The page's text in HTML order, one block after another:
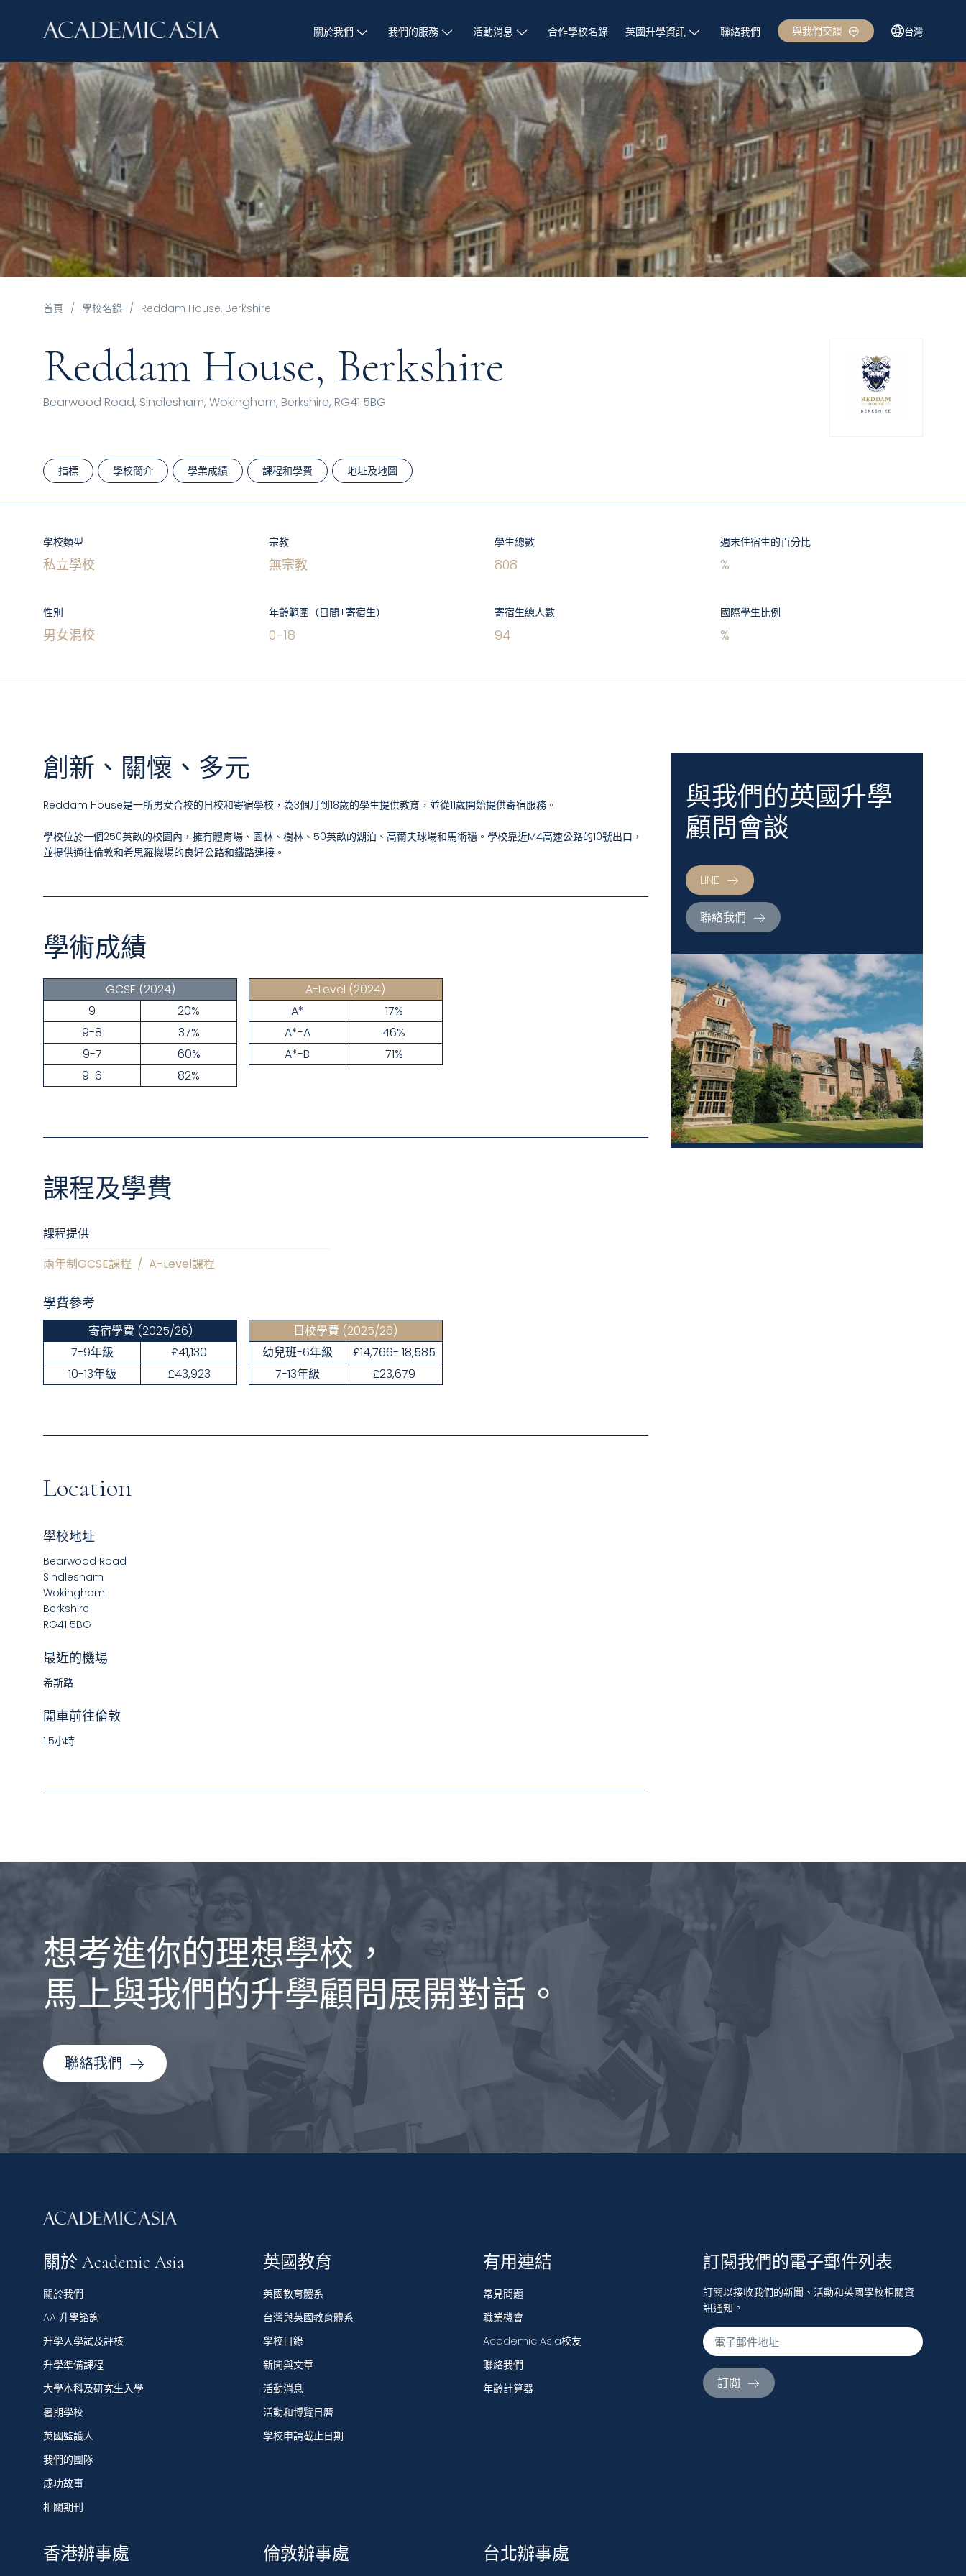
關於我們 我們的服務 活動消息 合作學校名錄 英國升學資訊 聯絡我們 與我們交談 台灣
首頁 / 學校名錄 / Reddam House, Berkshire
Reddam House, Berkshire
Bearwood Road, Sindlesham, Wokingham, Berkshire, RG41 5BG
指標 學校簡介 學業成績 課程和學費 地址及地圖
學校類型
私立學校
宗教
無宗教
學生總數
808
週末住宿生的百分比
%
性別
男女混校
年齡範圍（日間+寄宿生）
0-18
寄宿生總人數
94
國際學生比例
%
創新、關懷、多元
Reddam House是一所男女合校的日校和寄宿學校，為3個月到18歲的學生提供教育，並從11歲開始提供寄宿服務。
學校位於一個250英畝的校園內，擁有體育場、園林、樹林、50英畝的湖泊、高爾夫球場和馬術穩。學校靠近M4高速公路的10號出口，
並提供通往倫敦和希思羅機場的良好公路和鐵路連接。
學術成績
GCSE (2024)
9
20%
9-8
37%
9-7
60%
9-6
82%
A-Level (2024)
A*
17%
A*-A
46%
A*-B
71%
課程及學費
課程提供
兩年制GCSE課程 / A-Level課程
學費參考
寄宿學費 (2025/26)
7-9年級
£41,130
10-13年級
£43,923
日校學費 (2025/26)
幼兒班-6年級
£14,766- 18,585
7-13年級
£23,679
Location
學校地址
Bearwood Road
Sindlesham
Wokingham
Berkshire
RG41 5BG
最近的機場
希斯路
開車前往倫敦
1.5小時
與我們的英國升學
顧問會談
LINE
聯絡我們
想考進你的理想學校，
馬上與我們的升學顧問展開對話。
聯絡我們
關於 Academic Asia
關於我們
AA 升學諮詢
升學入學試及評核
升學準備課程
大學本科及研究生入學
暑期學校
英國監護人
我們的團隊
成功故事
相關期刊
英國教育
英國教育體系
台灣與英國教育體系
學校目錄
新聞與文章
活動消息
活動和博覽日曆
學校申請截止日期
有用連結
常見問題
職業機會
Academic Asia校友
聯絡我們
年齡計算器
訂閱我們的電子郵件列表
訂閱以接收我們的新聞、活動和英國學校相關資
訊通知。
訂閱
香港辦事處 倫敦辦事處 台北辦事處